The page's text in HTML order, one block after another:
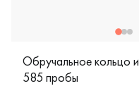
Обручальное кольцо
585 пробы